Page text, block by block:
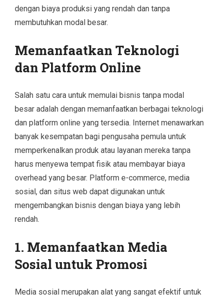
dengan biaya produksi yang rendah dan tanpa
membutuhkan modal besar.
Memanfaatkan Teknologi
dan Platform Online
Salah satu cara untuk memulai bisnis tanpa modal
besar adalah dengan memanfaatkan berbagai teknologi
dan platform online yang tersedia. Internet menawarkan
banyak kesempatan bagi pengusaha pemula untuk
memperkenalkan produk atau layanan mereka tanpa
harus menyewa tempat fisik atau membayar biaya
overhead yang besar. Platform e-commerce, media
sosial, dan situs web dapat digunakan untuk
mengembangkan bisnis dengan biaya yang lebih
rendah.
1. Memanfaatkan Media
Sosial untuk Promosi
Media sosial merupakan alat yang sangat efektif untuk